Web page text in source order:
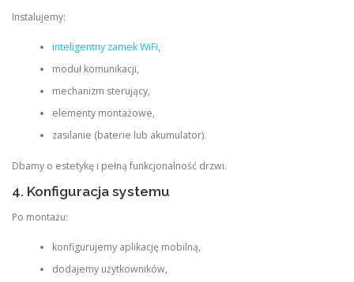
Instalujemy:
inteligentny zamek WiFi,
moduł komunikacji,
mechanizm sterujący,
elementy montażowe,
zasilanie (baterie lub akumulator).
Dbamy o estetykę i pełną funkcjonalność drzwi.
4. Konfiguracja systemu
Po montażu:
konfigurujemy aplikację mobilną,
dodajemy użytkowników,